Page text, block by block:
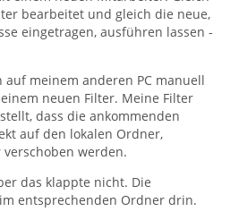
bearbeitet und gleich die neue,
eingetragen, ausführen lassen -
meinem anderen PC manuell
neuen Filter. Meine Filter
dass die ankommenden
auf den lokalen Ordner,
werden.
das klappte nicht. Die
entsprechenden Ordner drin.